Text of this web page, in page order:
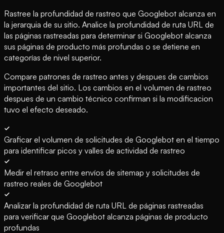
Rastree la profundidad de rastreo que Googlebot alcanza en
la jerarquia de su sitio. Analice la profundidad de ruta URL de
las páginas rastreadas para determinar si Googlebot alcanza
sus páginas de producto más profundas o se detiene en
categorías de nivel superior.
Compare patrones de rastreo antes y despues de cambios
importantes del sitio. Los cambios en el volumen de rastreo
despues de un cambio técnico confirman si la modificacion
tuvo el efecto deseado.
Graficar el volumen de solicitudes de Googlebot en el tiempo
para identificar picos y valles de actividad de rastreo
Medir el retraso entre envíos de sitemap y solicitudes de
rastreo reales de Googlebot
Analizar la profundidad de ruta URL de páginas rastreadas
para verificar que Googlebot alcanza páginas de producto
profundas